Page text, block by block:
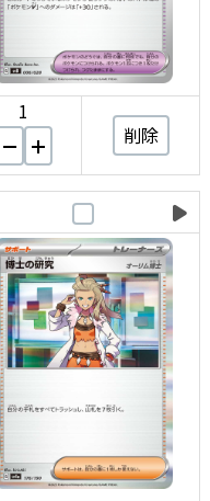
1
削除